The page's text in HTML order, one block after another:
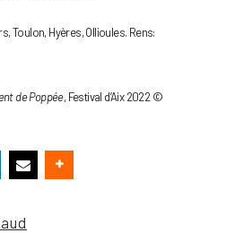
Toulon, Hyères, Ollioules. Rens:
de Poppée, Festival d’Aix 2022 ©